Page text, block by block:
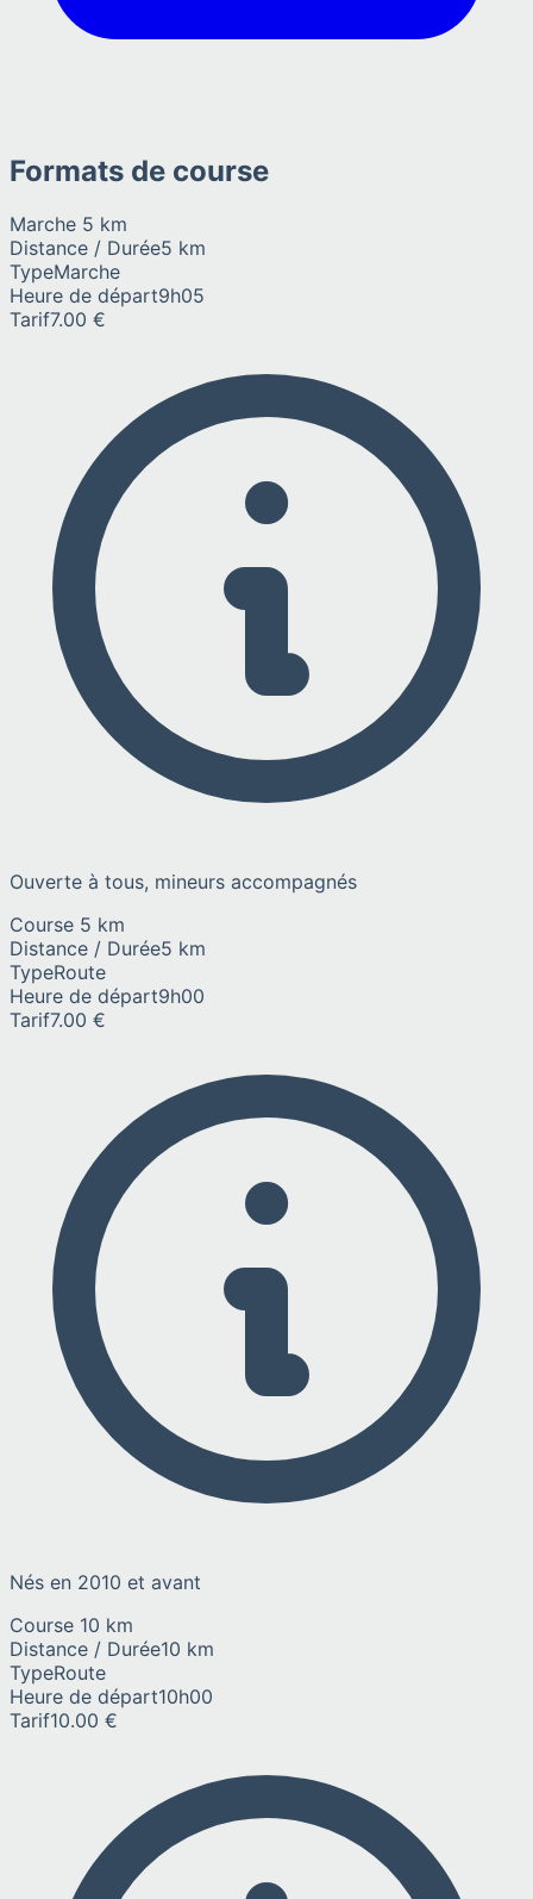
Formats de course
Marche 5 km
Distance / Durée5 km
TypeMarche
Heure de départ9h05
Tarif7.00 €
Ouverte à tous, mineurs accompagnés
Course 5 km
Distance / Durée5 km
TypeRoute
Heure de départ9h00
Tarif7.00 €
Nés en 2010 et avant
Course 10 km
Distance / Durée10 km
TypeRoute
Heure de départ10h00
Tarif10.00 €